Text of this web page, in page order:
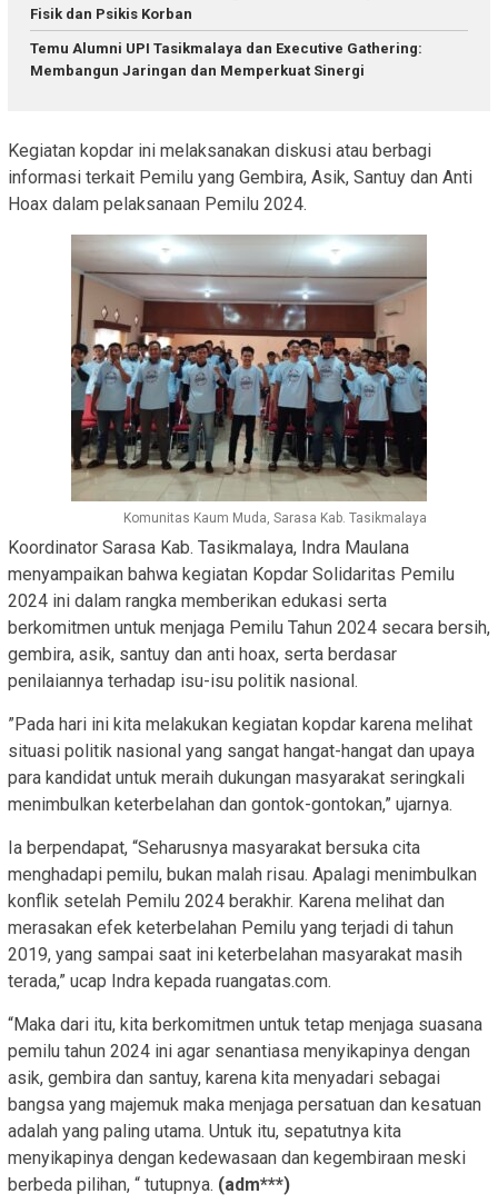
Fisik dan Psikis Korban
Temu Alumni UPI Tasikmalaya dan Executive Gathering:
Membangun Jaringan dan Memperkuat Sinergi
Kegiatan kopdar ini melaksanakan diskusi atau berbagi
informasi terkait Pemilu yang Gembira, Asik, Santuy dan Anti
Hoax dalam pelaksanaan Pemilu 2024.
Komunitas Kaum Muda, Sarasa Kab. Tasikmalaya
Koordinator Sarasa Kab. Tasikmalaya, Indra Maulana
menyampaikan bahwa kegiatan Kopdar Solidaritas Pemilu
2024 ini dalam rangka memberikan edukasi serta
berkomitmen untuk menjaga Pemilu Tahun 2024 secara bersih,
gembira, asik, santuy dan anti hoax, serta berdasar
penilaiannya terhadap isu-isu politik nasional.
”Pada hari ini kita melakukan kegiatan kopdar karena melihat
situasi politik nasional yang sangat hangat-hangat dan upaya
para kandidat untuk meraih dukungan masyarakat seringkali
menimbulkan keterbelahan dan gontok-gontokan,” ujarnya.
Ia berpendapat, “Seharusnya masyarakat bersuka cita
menghadapi pemilu, bukan malah risau. Apalagi menimbulkan
konflik setelah Pemilu 2024 berakhir. Karena melihat dan
merasakan efek keterbelahan Pemilu yang terjadi di tahun
2019, yang sampai saat ini keterbelahan masyarakat masih
terada,” ucap Indra kepada ruangatas.com.
“Maka dari itu, kita berkomitmen untuk tetap menjaga suasana
pemilu tahun 2024 ini agar senantiasa menyikapinya dengan
asik, gembira dan santuy, karena kita menyadari sebagai
bangsa yang majemuk maka menjaga persatuan dan kesatuan
adalah yang paling utama. Untuk itu, sepatutnya kita
menyikapinya dengan kedewasaan dan kegembiraan meski
berbeda pilihan, “ tutupnya. (adm***)